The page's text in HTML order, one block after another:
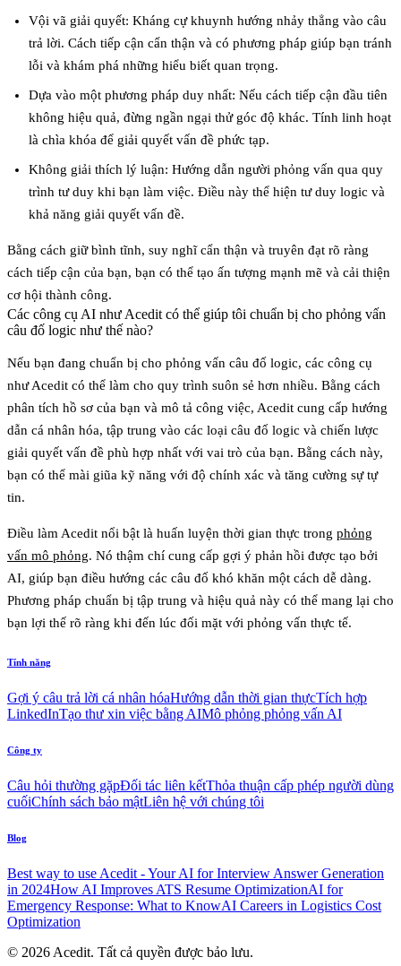
Vội vã giải quyết: Kháng cự khuynh hướng nhảy thẳng vào câu
trả lời. Cách tiếp cận cẩn thận và có phương pháp giúp bạn tránh
lỗi và khám phá những hiểu biết quan trọng.
Dựa vào một phương pháp duy nhất: Nếu cách tiếp cận đầu tiên
không hiệu quả, đừng ngần ngại thử góc độ khác. Tính linh hoạt
là chìa khóa để giải quyết vấn đề phức tạp.
Không giải thích lý luận: Hướng dẫn người phỏng vấn qua quy
trình tư duy khi bạn làm việc. Điều này thể hiện tư duy logic và
khả năng giải quyết vấn đề.
Bằng cách giữ bình tĩnh, suy nghĩ cẩn thận và truyên đạt rõ ràng
cách tiếp cận của bạn, bạn có thể tạo ấn tượng mạnh mẽ và cải thiện
cơ hội thành công.
Các công cụ AI như Acedit có thể giúp tôi chuẩn bị cho phỏng vấn
câu đố logic như thế nào?
Nếu bạn đang chuẩn bị cho phỏng vấn câu đố logic, các công cụ
nhưAcedit có thể làm cho quy trình suôn sẻ hơn nhiều. Bằng cách
phân tích hồ sơ của bạn và mô tả công việc, Acedit cung cấp hướng
dẫn cá nhân hóa, tập trung vào các loại câu đố logic và chiến lược
giải quyết vấn đề phù hợp nhất với vai trò của bạn. Bằng cách này,
bạn có thể mài giũa kỹ năng với độ chính xác và tăng cường sự tự
tin.
Điều làm Acedit nổi bật là huấn luyện thời gian thực trong phỏng
vấn mô phỏng. Nó thậm chí cung cấp gợi ý phản hồi được tạo bởi
AI, giúp bạn điều hướng các câu đố khó khăn một cách dễ dàng.
Phương pháp chuẩn bị tập trung và hiệu quả này có thể mang lại cho
bạn lợi thế rõ ràng khi đến lúc đối mặt với phỏng vấn thực tế.
Tính năng
Gợi ý câu trả lời cá nhân hóaHướng dẫn thời gian thựcTích hợp
LinkedInTạo thư xin việc bằng AIMô phỏng phỏng vấn AI
Công ty
Câu hỏi thường gặpĐối tác liên kếtThỏa thuận cấp phép người dùng
cuốiChính sách bảo mậtLiên hệ với chúng tôi
Blog
Best way to use Acedit - Your AI for Interview Answer Generation
in 2024How AI Improves ATS Resume OptimizationAI for
Emergency Response: What to KnowAI Careers in Logistics Cost
Optimization
© 2026 Acedit. Tất cả quyền được bảo lưu.